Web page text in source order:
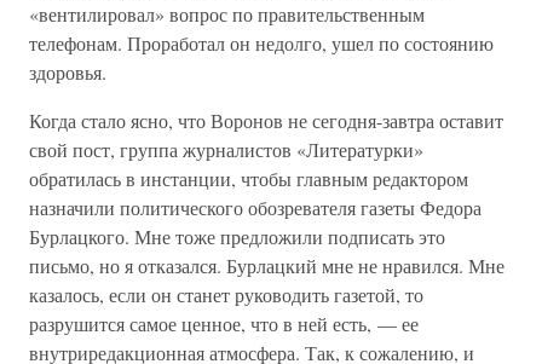
«вентилировал» вопрос по правительственным
телефонам. Проработал он недолго, ушел по состоянию
здоровья.
Когда стало ясно, что Воронов не сегодня-завтра оставит
свой пост, группа журналистов «Литературки»
обратилась в инстанции, чтобы главным редактором
назначили политического обозревателя газеты Федора
Бурлацкого. Мне тоже предложили подписать это
письмо, но я отказался. Бурлацкий мне не нравился. Мне
казалось, если он станет руководить газетой, то
разрушится самое ценное, что в ней есть, — ее
внутриредакционная атмосфера. Так, к сожалению, и